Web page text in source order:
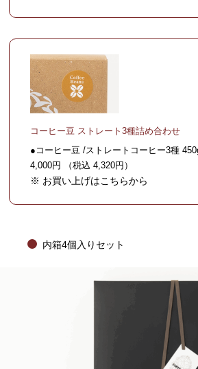
コーヒー豆 ストレート3種詰め合わせ
●コーヒー豆 /ストレートコーヒー3種
4,000円 （税込 4,320円）
※ お買い上げはこちらから
内箱4個入りセット